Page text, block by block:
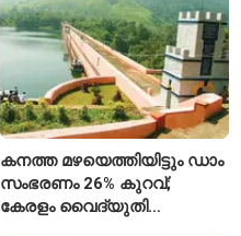
കനത്ത മഴയെത്തിയിട്ടും ഡാം
സംഭരണം 26% കുറവ്;
കേരളം വൈദ്യുതി